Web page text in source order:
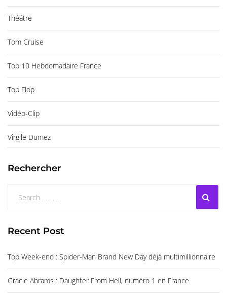
Théâtre
Tom Cruise
Top 10 Hebdomadaire France
Top Flop
Vidéo-Clip
Virgile Dumez
Rechercher
Recent Post
Top Week-end : Spider-Man Brand New Day déjà multimillionnaire
Gracie Abrams : Daughter From Hell, numéro 1 en France